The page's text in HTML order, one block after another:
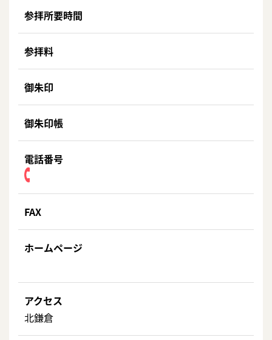
参拝所要時間
参拝料
御朱印
御朱印帳
電話番号
FAX
ホームページ
アクセス
北鎌倉